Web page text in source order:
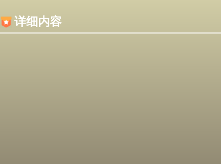
详细内容